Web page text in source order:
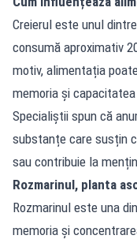
Creierul este unul
consumă aproximativ
motiv, alimentația
memoria și
Specialiștii spun că
substanțe care susțin
sau contribuie la
Rozmarinul, planta
Rozmarinul este una
memoria și